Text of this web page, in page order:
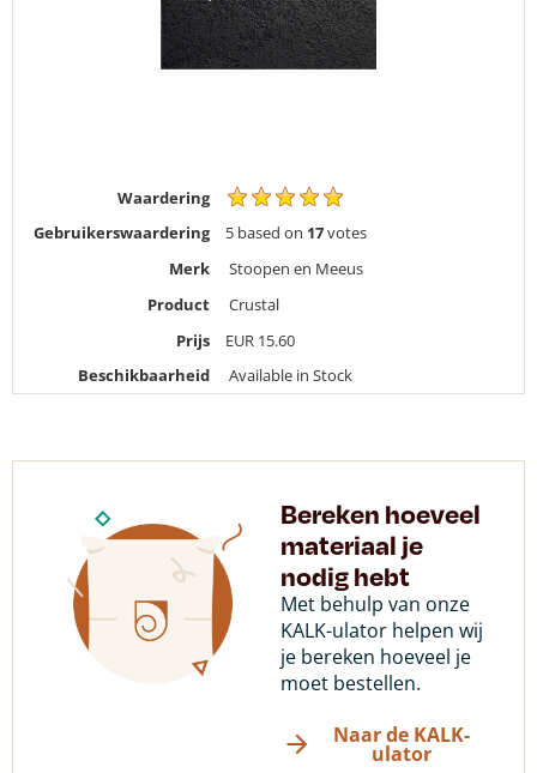
Waardering
Gebruikerswaardering
5based on 17votes
Merk
Stoopen en Meeus
Product
Crustal
Prijs
EUR15.60
Beschikbaarheid
Available in Stock
Bereken hoeveel
materiaal je
nodig hebt
Met behulp van onze
KALK-ulator helpen wij
je bereken hoeveel je
moet bestellen.
Naar de KALK-
ulator